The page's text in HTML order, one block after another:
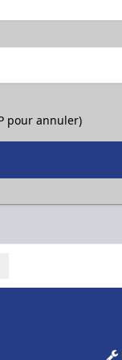
pour annuler)